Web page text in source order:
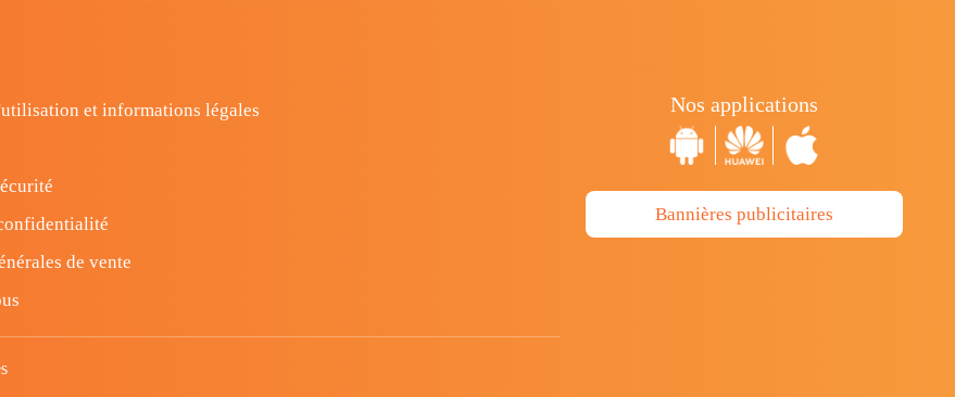
et informations légales
de vente
Nos applications
Bannières publicitaires